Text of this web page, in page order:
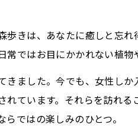
きは、あなたに癒しと忘れ
ではお目にかかれない植物
きました。今でも、女性し
ています。それらを訪れ
ではの楽しみのひとつ。